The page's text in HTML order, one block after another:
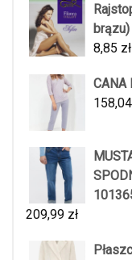
8,85 zł
CANA
158,04
209,99 zł